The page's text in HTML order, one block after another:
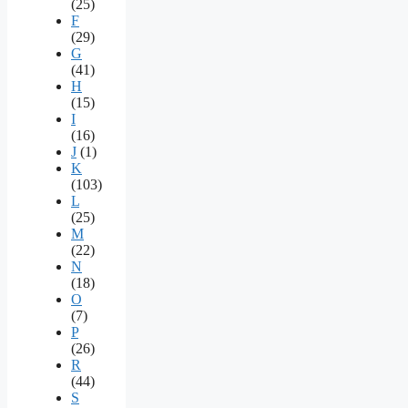
(25)
F
(29)
G
(41)
H
(15)
I
(16)
J (1)
K
(103)
L
(25)
M
(22)
N
(18)
O
(7)
P
(26)
R
(44)
S